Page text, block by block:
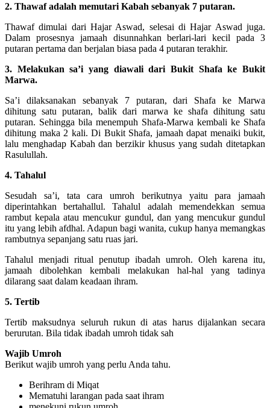
2. Thawaf adalah memutari Kabah sebanyak 7 putaran.
Thawaf dimulai dari Hajar Aswad, selesai di Hajar Aswad juga.
Dalam prosesnya jamaah disunnahkan berlari-lari kecil pada 3
putaran pertama dan berjalan biasa pada 4 putaran terakhir.
3. Melakukan sa’i yang diawali dari Bukit Shafa ke Bukit
Marwa.
Sa’i dilaksanakan sebanyak 7 putaran, dari Shafa ke Marwa
dihitung satu putaran, balik dari marwa ke shafa dihitung satu
putaran. Sehingga bila menempuh Shafa-Marwa kembali ke Shafa
dihitung maka 2 kali. Di Bukit Shafa, jamaah dapat menaiki bukit,
lalu menghadap Kabah dan berzikir khusus yang sudah ditetapkan
Rasulullah.
4. Tahalul
Sesudah sa’i, tata cara umroh berikutnya yaitu para jamaah
diperintahkan bertahallul. Tahalul adalah memendekkan semua
rambut kepala atau mencukur gundul, dan yang mencukur gundul
itu yang lebih afdhal. Adapun bagi wanita, cukup hanya memangkas
rambutnya sepanjang satu ruas jari.
Tahalul menjadi ritual penutup ibadah umroh. Oleh karena itu,
jamaah dibolehkan kembali melakukan hal-hal yang tadinya
dilarang saat dalam keadaan ihram.
5. Tertib
Tertib maksudnya seluruh rukun di atas harus dijalankan secara
berurutan. Bila tidak ibadah umroh tidak sah
Wajib Umroh
Berikut wajib umroh yang perlu Anda tahu.
Berihram di Miqat
Mematuhi larangan pada saat ihram